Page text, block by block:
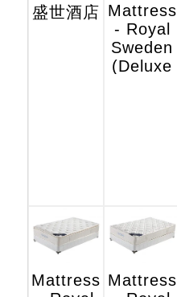
盛世酒店 Mattress
- Royal
Sweden
(Deluxe
Mattress Mattress